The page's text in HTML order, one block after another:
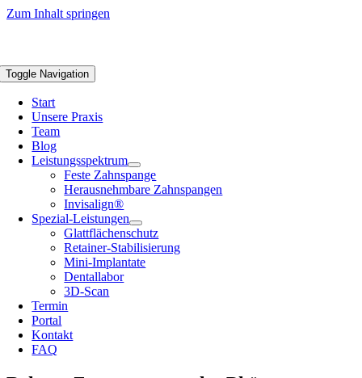
Zum Inhalt springen
Toggle Navigation
Start
Unsere Praxis
Team
Blog
Leistungsspektrum
Feste Zahnspange
Herausnehmbare Zahnspangen
Invisalign®
Spezial-Leistungen
Glattflächenschutz
Retainer-Stabilisierung
Mini-Implantate
Dentallabor
3D-Scan
Termin
Portal
Kontakt
FAQ